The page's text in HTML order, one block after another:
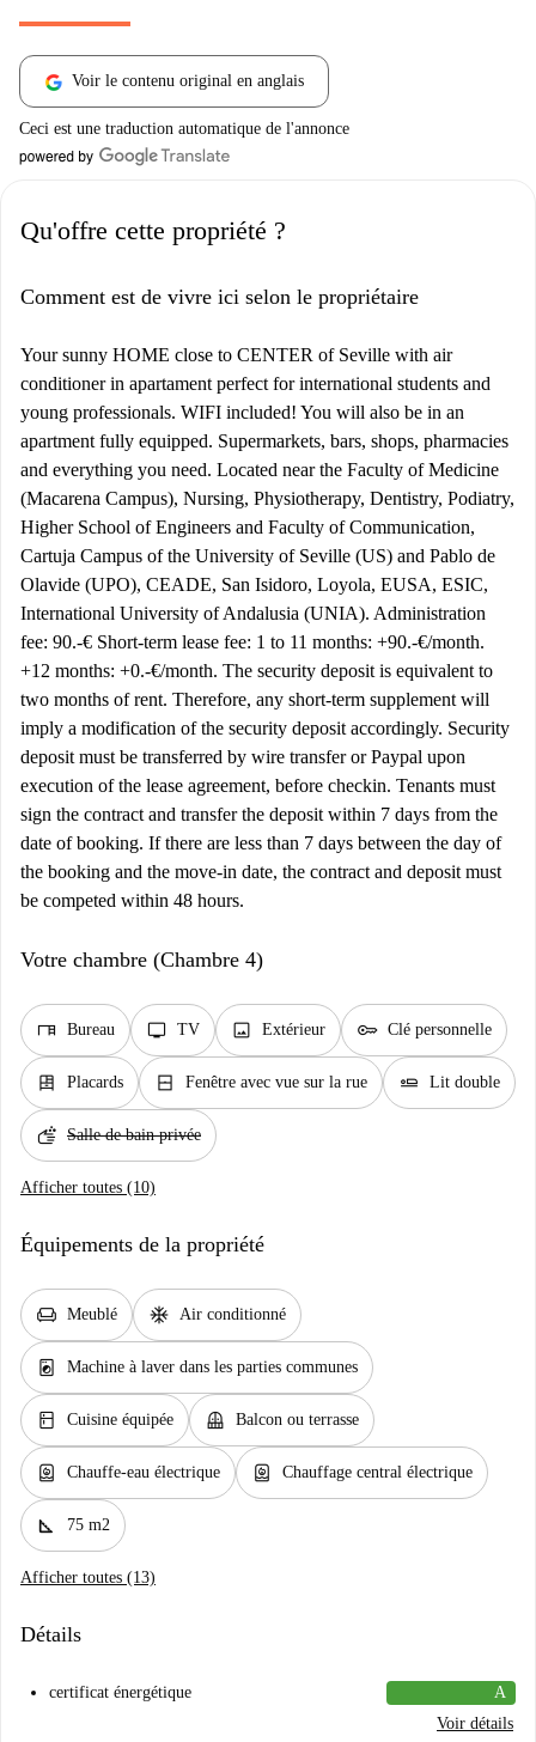
Voir le contenu original en anglais
Ceci est une traduction automatique de l'annonce
Qu'offre cette propriété ?
Comment est de vivre ici selon le propriétaire
Your sunny HOME close to CENTER of Seville with air
conditioner in apartament perfect for international students and
young professionals. WIFI included! You will also be in an
apartment fully equipped. Supermarkets, bars, shops, pharmacies
and everything you need. Located near the Faculty of Medicine
(Macarena Campus), Nursing, Physiotherapy, Dentistry, Podiatry,
Higher School of Engineers and Faculty of Communication,
Cartuja Campus of the University of Seville (US) and Pablo de
Olavide (UPO), CEADE, San Isidoro, Loyola, EUSA, ESIC,
International University of Andalusia (UNIA). Administration
fee: 90.-€ Short-term lease fee: 1 to 11 months: +90.-€/month.
+12 months: +0.-€/month. The security deposit is equivalent to
two months of rent. Therefore, any short-term supplement will
imply a modification of the security deposit accordingly. Security
deposit must be transferred by wire transfer or Paypal upon
execution of the lease agreement, before checkin. Tenants must
sign the contract and transfer the deposit within 7 days from the
date of booking. If there are less than 7 days between the day of
the booking and the move-in date, the contract and deposit must
be competed within 48 hours.
Votre chambre (Chambre 4)
desk Bureau tv TV image Extérieur key Clé personnelle
dresser Placards window_closed Fenêtre avec vue sur la rue airline_seat_flat Lit double
soap Salle de bain privée
Afficher toutes (10)
Équipements de la propriété
chair Meublé ac_unit Air conditionné
local_laundry_service Machine à laver dans les parties communes
kitchen Cuisine équipée balcony Balcon ou terrasse
water_heater Chauffe-eau électrique water_heater Chauffage central électrique
square_foot 75 m2
Afficher toutes (13)
Détails
certificat énergétique
A
Voir détails